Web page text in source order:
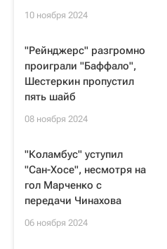
10 ноября 2024
"Рейнджерс" разгромно
проиграли "Баффало",
Шестеркин пропустил
пять шайб
08 ноября 2024
"Коламбус" уступил
"Сан-Хосе", несмотря на
гол Марченко с
передачи Чинахова
06 ноября 2024